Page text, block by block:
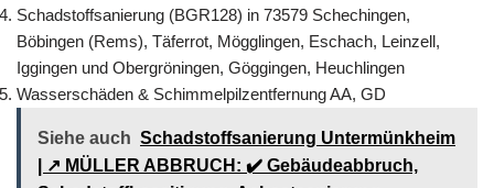
Schadstoffsanierung (BGR128) in 73579 Schechingen,
Böbingen (Rems), Täferrot, Mögglingen, Eschach, Leinzell,
Iggingen und Obergröningen, Göggingen, Heuchlingen
Wasserschäden & Schimmelpilzentfernung AA, GD
Siehe auch Schadstoffsanierung Untermünkheim
| ↗️ MÜLLER ABBRUCH: ✔️ Gebäudeabbruch,